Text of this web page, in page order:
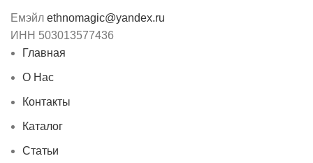
Емэйл ethnomagic@yandex.ru
ИНН 503013577436
Главная
О Нас
Контакты
Каталог
Статьи